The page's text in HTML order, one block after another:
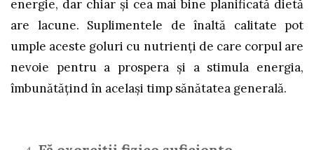
energie, dar chiar și cea mai bine planificată dietă
are lacune. Suplimentele de înaltă calitate pot
umple aceste goluri cu nutrienți de care corpul are
nevoie pentru a prospera și a stimula energia,
îmbunătățind în același timp sănătatea generală.